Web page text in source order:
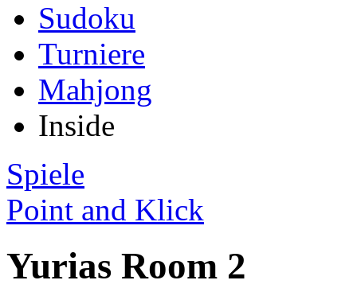
Sudoku
Turniere
Mahjong
Inside
Spiele
Point and Klick
Yurias Room 2